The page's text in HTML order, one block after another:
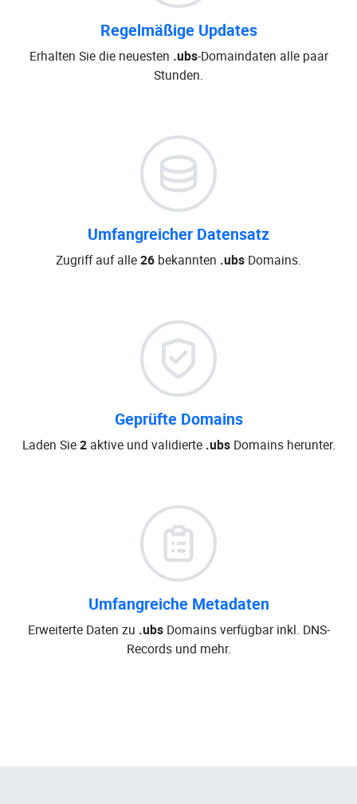
Regelmäßige Updates
Erhalten Sie die neuesten .ubs-Domaindaten alle paar
Stunden.
Umfangreicher Datensatz
Zugriff auf alle26 bekannten .ubs Domains.
Geprüfte Domains
Laden Sie2aktive und validierte .ubsDomains herunter.
Umfangreiche Metadaten
Erweiterte Daten zu .ubsDomains verfügbar inkl. DNS-
Records und mehr.